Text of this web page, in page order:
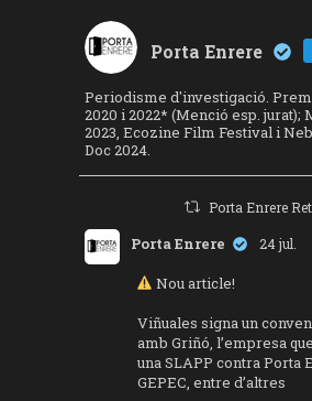
Porta Enrere
Periodisme d'investigació.
2020 i 2022* (Menció esp. jurat);
2023, Ecozine Film Festival i
Doc 2024.
Porta Enrere
Porta Enrere 24 jul.
Nou article!
Viñuales signa un
amb Griñó, l’empresa
una SLAPP contra Porta
GEPEC, entre d’altres